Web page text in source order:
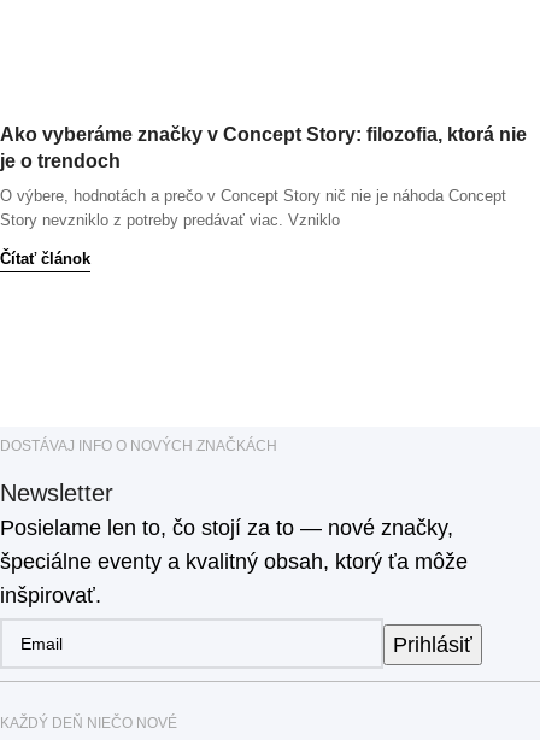
Ako vyberáme značky v Concept Story: filozofia, ktorá nie
je o trendoch
O výbere, hodnotách a prečo v Concept Story nič nie je náhoda Concept
Story nevzniklo z potreby predávať viac. Vzniklo
Čítať článok
DOSTÁVAJ INFO O NOVÝCH ZNAČKÁCH
Newsletter
Posielame len to, čo stojí za to — nové značky,
špeciálne eventy a kvalitný obsah, ktorý ťa môže
inšpirovať.
Prihlásiť
KAŽDÝ DEŇ NIEČO NOVÉ